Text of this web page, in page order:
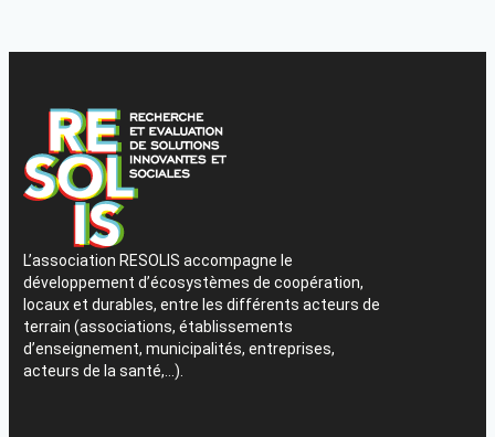
L’association RESOLIS accompagne le
développement d’écosystèmes de coopération,
locaux et durables, entre les différents acteurs de
terrain (associations, établissements
d’enseignement, municipalités, entreprises,
acteurs de la santé,…).